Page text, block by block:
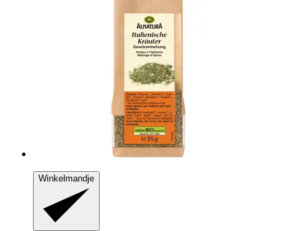
Winkelmandje